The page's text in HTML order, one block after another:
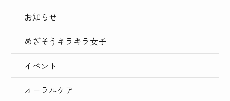
お知らせ
めざそうキラキラ女子
イベント
オーラルケア